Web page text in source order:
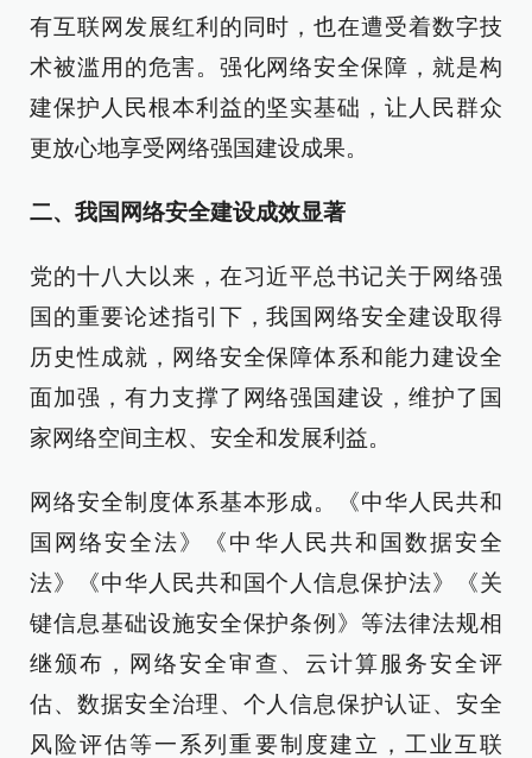
有互联网发展红利的同时，也在遭受着数字技
术被滥用的危害。强化网络安全保障，就是构
建保护人民根本利益的坚实基础，让人民群众
更放心地享受网络强国建设成果。
二、我国网络安全建设成效显著
党的十八大以来，在习近平总书记关于网络强
国的重要论述指引下，我国网络安全建设取得
历史性成就，网络安全保障体系和能力建设全
面加强，有力支撑了网络强国建设，维护了国
家网络空间主权、安全和发展利益。
网络安全制度体系基本形成。《中华人民共和
国网络安全法》《中华人民共和国数据安全
法》《中华人民共和国个人信息保护法》《关
键信息基础设施安全保护条例》等法律法规相
继颁布，网络安全审查、云计算服务安全评
估、数据安全治理、个人信息保护认证、安全
风险评估等一系列重要制度建立，工业互联